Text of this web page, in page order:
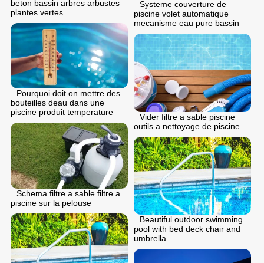
beton bassin arbres arbustes
plantes vertes
Systeme couverture de
piscine volet automatique
mecanisme eau pure bassin
Pourquoi doit on mettre des
bouteilles deau dans une
piscine produit temperature
Vider filtre a sable piscine
outils a nettoyage de piscine
Schema filtre a sable filtre a
piscine sur la pelouse
Beautiful outdoor swimming
pool with bed deck chair and
umbrella